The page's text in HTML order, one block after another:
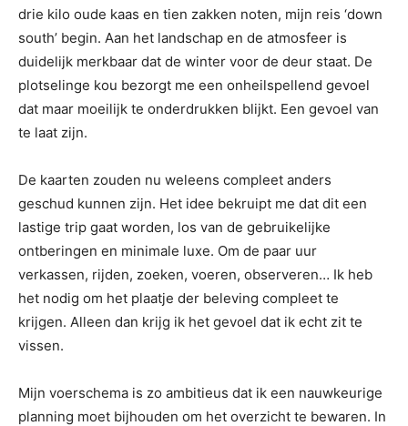
drie kilo oude kaas en tien zakken noten, mijn reis ‘down
south’ begin. Aan het landschap en de atmosfeer is
duidelijk merkbaar dat de winter voor de deur staat. De
plotselinge kou bezorgt me een onheilspellend gevoel
dat maar moeilijk te onderdrukken blijkt. Een gevoel van
te laat zijn.
De kaarten zouden nu weleens compleet anders
geschud kunnen zijn. Het idee bekruipt me dat dit een
lastige trip gaat worden, los van de gebruikelijke
ontberingen en minimale luxe. Om de paar uur
verkassen, rijden, zoeken, voeren, observeren… Ik heb
het nodig om het plaatje der beleving compleet te
krijgen. Alleen dan krijg ik het gevoel dat ik echt zit te
vissen.
Mijn voerschema is zo ambitieus dat ik een nauwkeurige
planning moet bijhouden om het overzicht te bewaren. In